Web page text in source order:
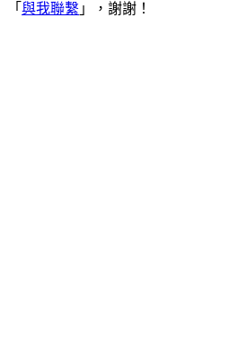
「 與我聯繫 」，謝謝！